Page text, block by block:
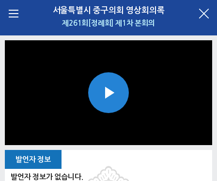
서울특별시 중구의회 영상회의록
제261회[정례회] 제1차 본회의
Play
발언자 정보
발언자 정보가 없습니다.